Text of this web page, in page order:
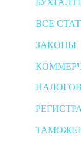
ВСЕ
ЗАКОНЫ